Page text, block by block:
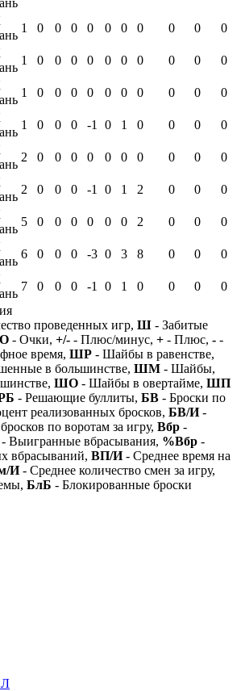
1 0 0 0 0 0 0 0 0 0
0
1 0 0 0 0 0 0 0 0 0
0
1 0 0 0 0 0 0 0 0 0
0
1 0 0 0 -1 0 1 0 0 0
0
2 0 0 0 0 0 0 0 0 0
0
2 0 0 0 -1 0 1 2 0 0
0
5 0 0 0 0 0 0 2 0 0
0
6 0 0 0 -3 0 3 8 0 0
0
7 0 0 0 -1 0 1 0 0 0
0
проведенных игр, Ш - Забитые
О - Очки, +/- - Плюс/минус, + - Плюс, - -
время, ШР - Шайбы в равенстве,
в большинстве, ШМ - Шайбы,
ШО - Шайбы в овертайме, ШП
- Решающие буллиты, БВ - Броски по
реализованных бросков, БВ/И-
по воротам за игру, Вбр -
- Выигранные вбрасывания, %Вбр -
вбрасываний, ВП/И- Среднее время на
И- Среднее количество смен за игру,
БлБ - Блокированные броски